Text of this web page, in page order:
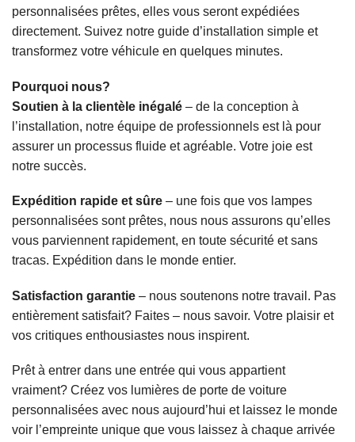
personnalisées prêtes, elles vous seront expédiées
directement. Suivez notre guide d’installation simple et
transformez votre véhicule en quelques minutes.
Pourquoi nous?
Soutien à la clientèle inégalé – de la conception à
l’installation, notre équipe de professionnels est là pour
assurer un processus fluide et agréable. Votre joie est
notre succès.
Expédition rapide et sûre – une fois que vos lampes
personnalisées sont prêtes, nous nous assurons qu’elles
vous parviennent rapidement, en toute sécurité et sans
tracas. Expédition dans le monde entier.
Satisfaction garantie – nous soutenons notre travail. Pas
entièrement satisfait? Faites – nous savoir. Votre plaisir et
vos critiques enthousiastes nous inspirent.
Prêt à entrer dans une entrée qui vous appartient
vraiment? Créez vos lumières de porte de voiture
personnalisées avec nous aujourd’hui et laissez le monde
voir l’empreinte unique que vous laissez à chaque arrivée